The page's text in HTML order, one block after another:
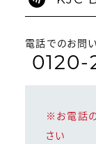
電話でのお問
0120-
※お電話
さい